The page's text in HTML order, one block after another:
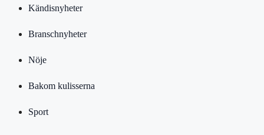
Kändisnyheter
Branschnyheter
Nöje
Bakom kulisserna
Sport